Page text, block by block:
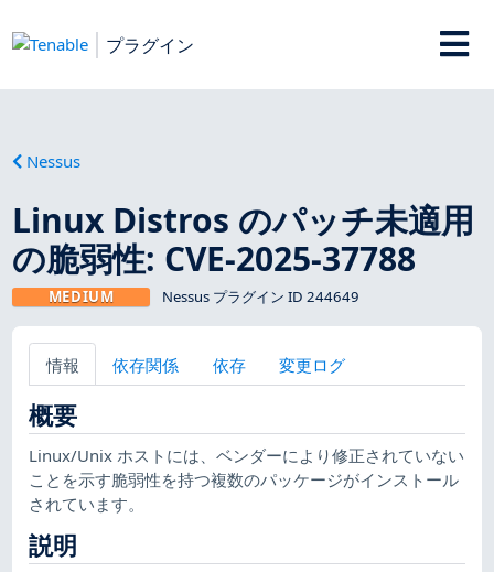
プラグイン
Nessus
Linux Distros のパッチ未適用
の脆弱性: CVE-2025-37788
MEDIUM Nessus プラグイン ID 244649
情報 依存関係 依存 変更ログ
概要
Linux/Unix ホストには、ベンダーにより修正されていない
ことを示す脆弱性を持つ複数のパッケージがインストール
されています。
説明